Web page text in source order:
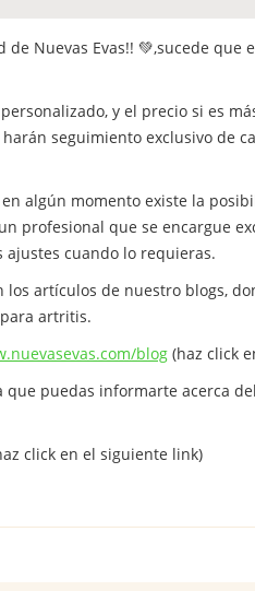
Nuevas Evas!! 💚,sucede que
y el precio si es
seguimiento exclusivo de
algún momento existe la
profesional que se encargue
cuando lo requieras.
artículos de nuestro blogs,
artritis.
blog (haz click
puedas informarte acerca
click en el siguiente link)